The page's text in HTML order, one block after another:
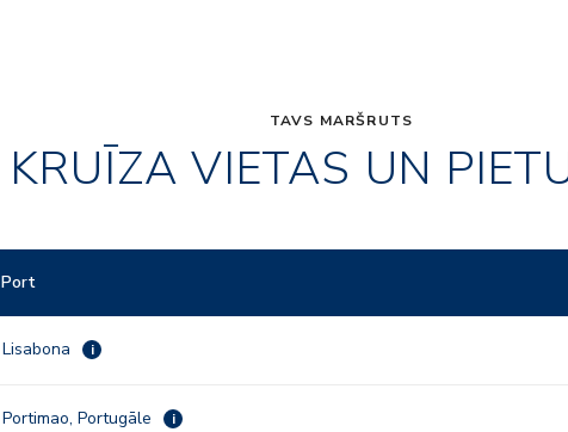
TAVS MARŠRUTS
KRUĪZA VIETAS UN
Port
Lisabona i
Portimao, Portugāle i